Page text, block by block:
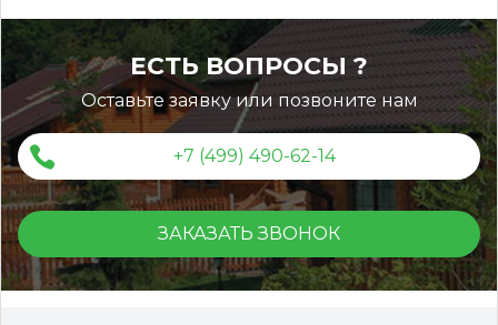
ЕСТЬ ВОПРОСЫ ?
Оставьте заявку или позвоните нам
+7 (499) 490-62-14
ЗАКАЗАТЬ ЗВОНОК